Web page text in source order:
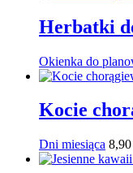
Herbatki
Okienka do
Kocie
Dni miesiąca 8,90